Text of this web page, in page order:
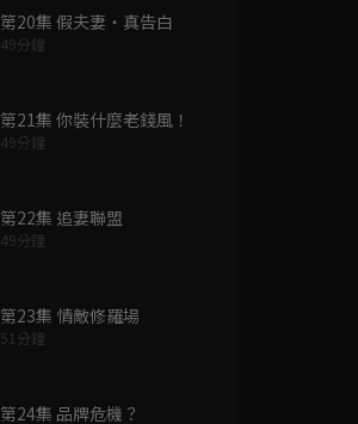
第20集 假夫妻・真告白
49分鐘
第21集 你裝什麼老錢風！
49分鐘
第22集 追妻聯盟
49分鐘
第23集 情敵修羅場
51分鐘
第24集 品牌危機？